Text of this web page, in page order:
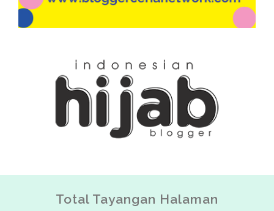
Total Tayangan Halaman